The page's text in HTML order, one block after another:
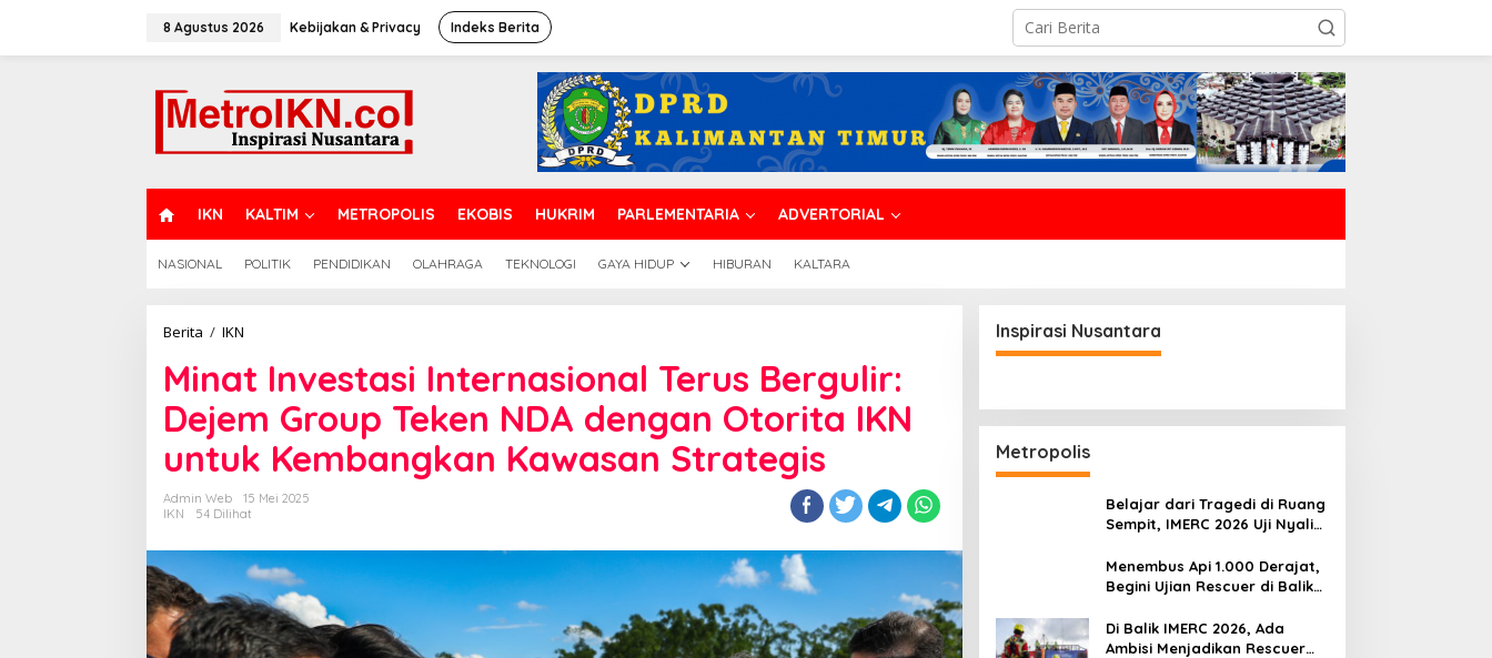
8 Agustus 2026 Kebijakan & Privacy Indeks Berita
O
M
IKN KALTIM METROPOLIS EKOBIS HUKRIM PARLEMENTARIA ADVERTORIAL
NASIONAL POLITIK PENDIDIKAN OLAHRAGA TEKNOLOGI GAYA HIDUP HIBURAN KALTARA
Berita / IKN
Internasional
Terus
Bergulir:
Dejem
Group
Teken
NDA
dengan
IKN
untuk
Kembangkan
Kawasan
Strategis
Minat Investasi Internasional Terus Bergulir:
Dejem Group Teken NDA dengan Otorita IKN
untuk Kembangkan Kawasan Strategis
Admin Web
15 Mei 2025
IKN
54 Dilihat
Inspirasi Nusantara
Metropolis
Belajar dari Tragedi di Ruang
Sempit, IMERC 2026 Uji Nyali
Menembus Api 1.000 Derajat,
Begini Ujian Rescuer di Balik
Di Balik IMERC 2026, Ada
Ambisi Menjadikan Rescuer